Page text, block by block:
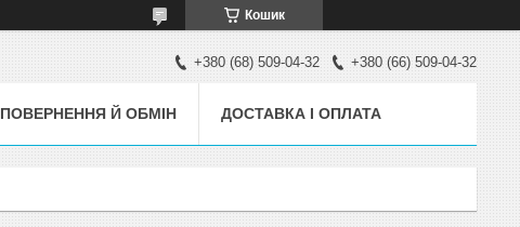
Кошик
+380 (68) 509-04-32 +380 (66) 509-04-32
ПОВЕРНЕННЯ Й ОБМІН ДОСТАВКА І ОПЛАТА